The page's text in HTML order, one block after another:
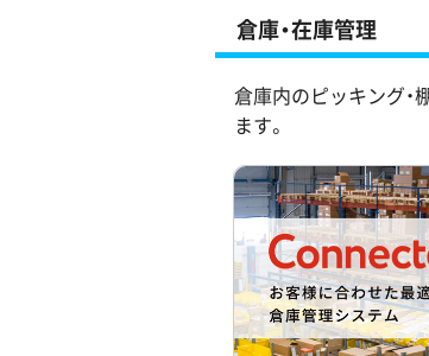
倉庫・在庫管理
倉庫内のピッキング・
ます。